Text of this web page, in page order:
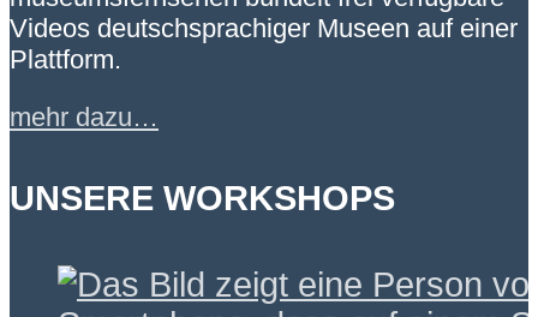
Videos deutschsprachiger Museen auf einer
Plattform.
mehr dazu…
UNSERE WORKSHOPS